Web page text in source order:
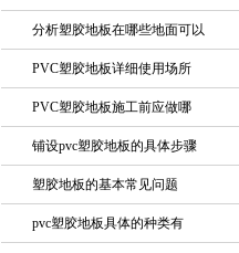
分析塑胶地板在哪些地面可以
PVC塑胶地板详细使用场所
PVC塑胶地板施工前应做哪
铺设pvc塑胶地板的具体步骤
塑胶地板的基本常见问题
pvc塑胶地板具体的种类有